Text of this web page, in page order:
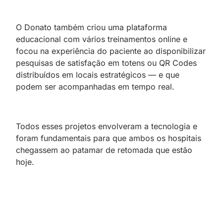
O Donato também criou uma plataforma
educacional com vários treinamentos online e
focou na experiência do paciente ao disponibilizar
pesquisas de satisfação em totens ou QR Codes
distribuídos em locais estratégicos — e que
podem ser acompanhadas em tempo real.
Todos esses projetos envolveram a tecnologia e
foram fundamentais para que ambos os hospitais
chegassem ao patamar de retomada que estão
hoje.